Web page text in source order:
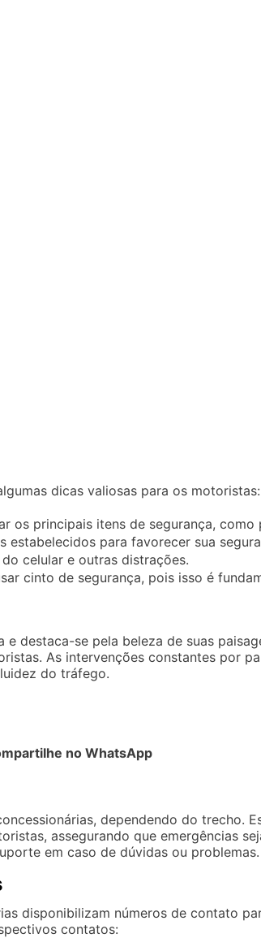
dicas valiosas para os motoristas:
os principais itens de segurança,
estabelecidos para favorecer sua
celular e outras distrações.
cinto de segurança, pois isso é
destaca-se pela beleza de suas
As intervenções constantes por
do tráfego.
no WhatsApp
dependendo do trecho.
assegurando que emergências
em caso de dúvidas ou problemas.
disponibilizam números de contato
contatos: